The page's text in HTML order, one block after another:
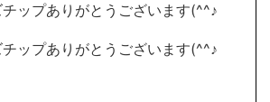
ップありがとうございます(^^♪
ップありがとうございます(^^♪